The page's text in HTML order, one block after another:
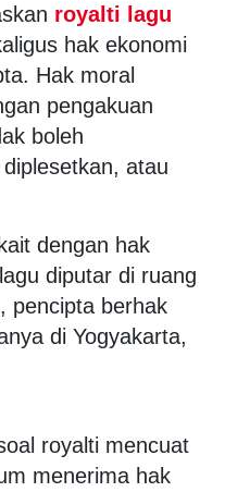
royalti lagu
hak ekonomi
Hak moral
pengakuan
boleh
atau
dengan hak
diputar di ruang
pencipta berhak
di Yogyakarta,
royalti mencuat
menerima hak